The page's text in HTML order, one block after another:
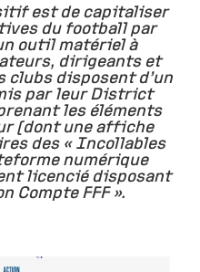
est de capitaliser
du football par
outil matériel à
dirigeants et
clubs disposent d’un
par leur District
les éléments
(dont une affiche
des « Incollables
numérique
licencié disposant
Compte FFF ».